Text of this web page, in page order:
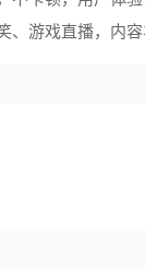
游戏直播，内